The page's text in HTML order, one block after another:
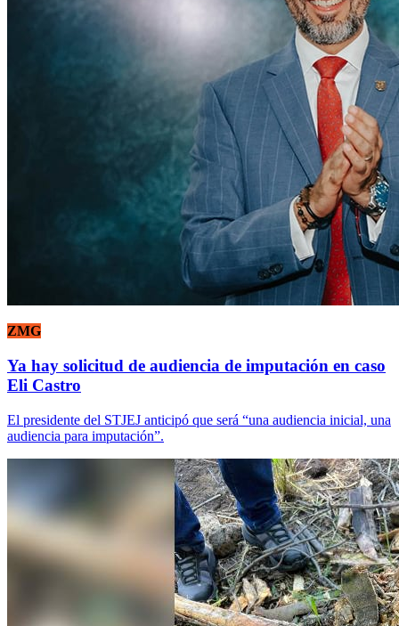
ZMG
Ya hay solicitud de audiencia de imputación en caso
Eli Castro
El presidente del STJEJ anticipó que será “una audiencia inicial, una
audiencia para imputación”.